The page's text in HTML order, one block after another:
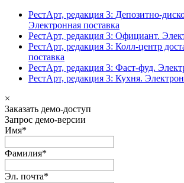
РестАрт, редакция 3: Депозитно-
Электронная поставка
РестАрт, редакция 3: Официант.
РестАрт, редакция 3: Колл-центр
поставка
РестАрт, редакция 3: Фаст-фуд.
РестАрт, редакция 3: Кухня.
×
Заказать демо-доступ
Запрос демо-версии
Имя*
Фамилия*
Эл. почта*